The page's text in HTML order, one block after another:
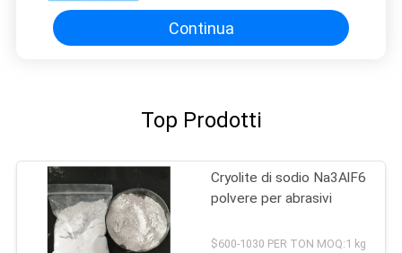
Continua
Top Prodotti
Cryolite di sodio Na3AlF6
polvere per abrasivi
$600-1030 PER TON MOQ:1 kg